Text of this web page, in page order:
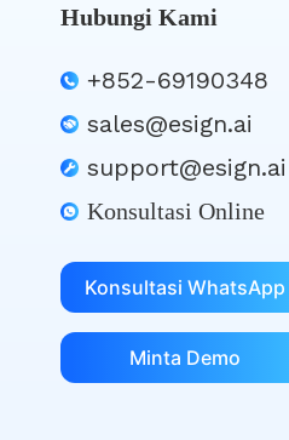
Hubungi Kami
+852-69190348
sales@esign.ai
support@esign.ai
Konsultasi Online
Konsultasi WhatsApp
Minta Demo